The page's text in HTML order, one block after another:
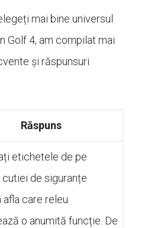
mai bine universul
Golf 4, am compilat mai
și răspunsuri
Răspuns
etichetele de pe
de siguranțe
afla care releu
o anumită funcție. De